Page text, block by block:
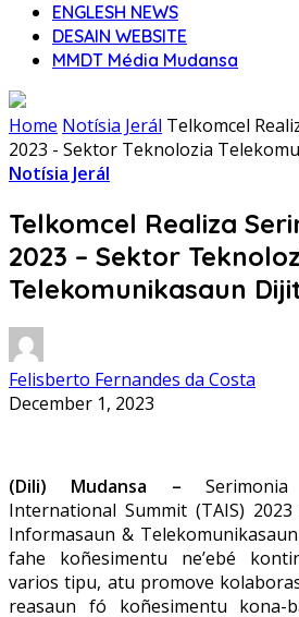
ENGLESH NEWS
DESAIN WEBSITE
MMDT Média Mudansa
Home Notísia Jerál Telkomcel
2023 - Sektor Teknolozia
Notísia Jerál
Telkomcel Realiza
2023 – Sektor
Telekomunikasaun
Felisberto Fernandes da Costa
December 1, 2023
(Dili) Mudansa –
International Summit (TAIS)
Informasaun &
fahe koñesimentu ne’ebé
varios tipu, atu promove
reasaun fó koñesimentu kona-